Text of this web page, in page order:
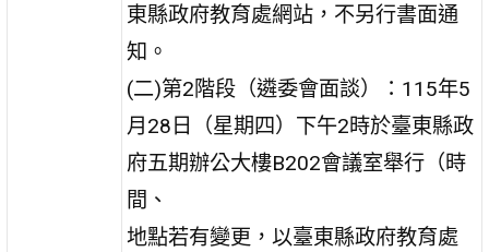
東縣政府教育處網站，不另行書面通
知。
(二)第2階段（遴委會面談）：115年5
月28日（星期四）下午2時於臺東縣政
府五期辦公大樓B202會議室舉行（時
間、
地點若有變更，以臺東縣政府教育處